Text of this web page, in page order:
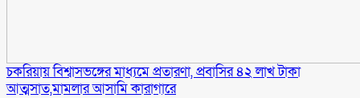
চকরিয়ায় বিশ্বাসভঙ্গের মাধ্যমে প্রতারণা, প্রবাসির ৪২ লাখ টাকা
আত্মসাত,মামলার আসামি কারাগারে